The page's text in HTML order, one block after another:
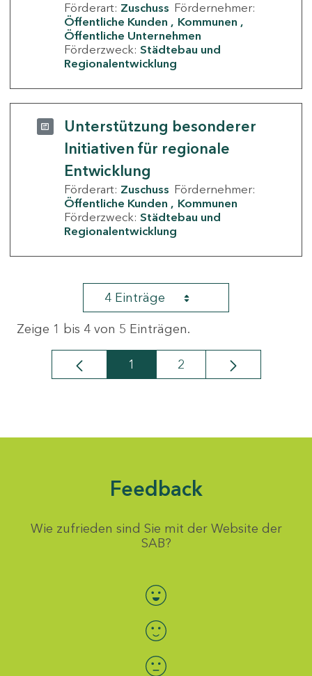
Förderart: Zuschuss Fördernehmer:
Öffentliche Kunden
Kommunen
Öffentliche Unternehmen
Förderzweck: Städtebau und
Regionalentwicklung
Unterstützung besonderer
Initiativen für regionale
Entwicklung
Förderart: Zuschuss Fördernehmer:
Öffentliche Kunden
Kommunen
Förderzweck: Städtebau und
Regionalentwicklung
4 Einträge
Zeige 1 bis 4 von 5 Einträgen.
Seite
1 Seite
2
Feedback
Wie zufrieden sind Sie mit der Website der
SAB?
Bewertung auswählen